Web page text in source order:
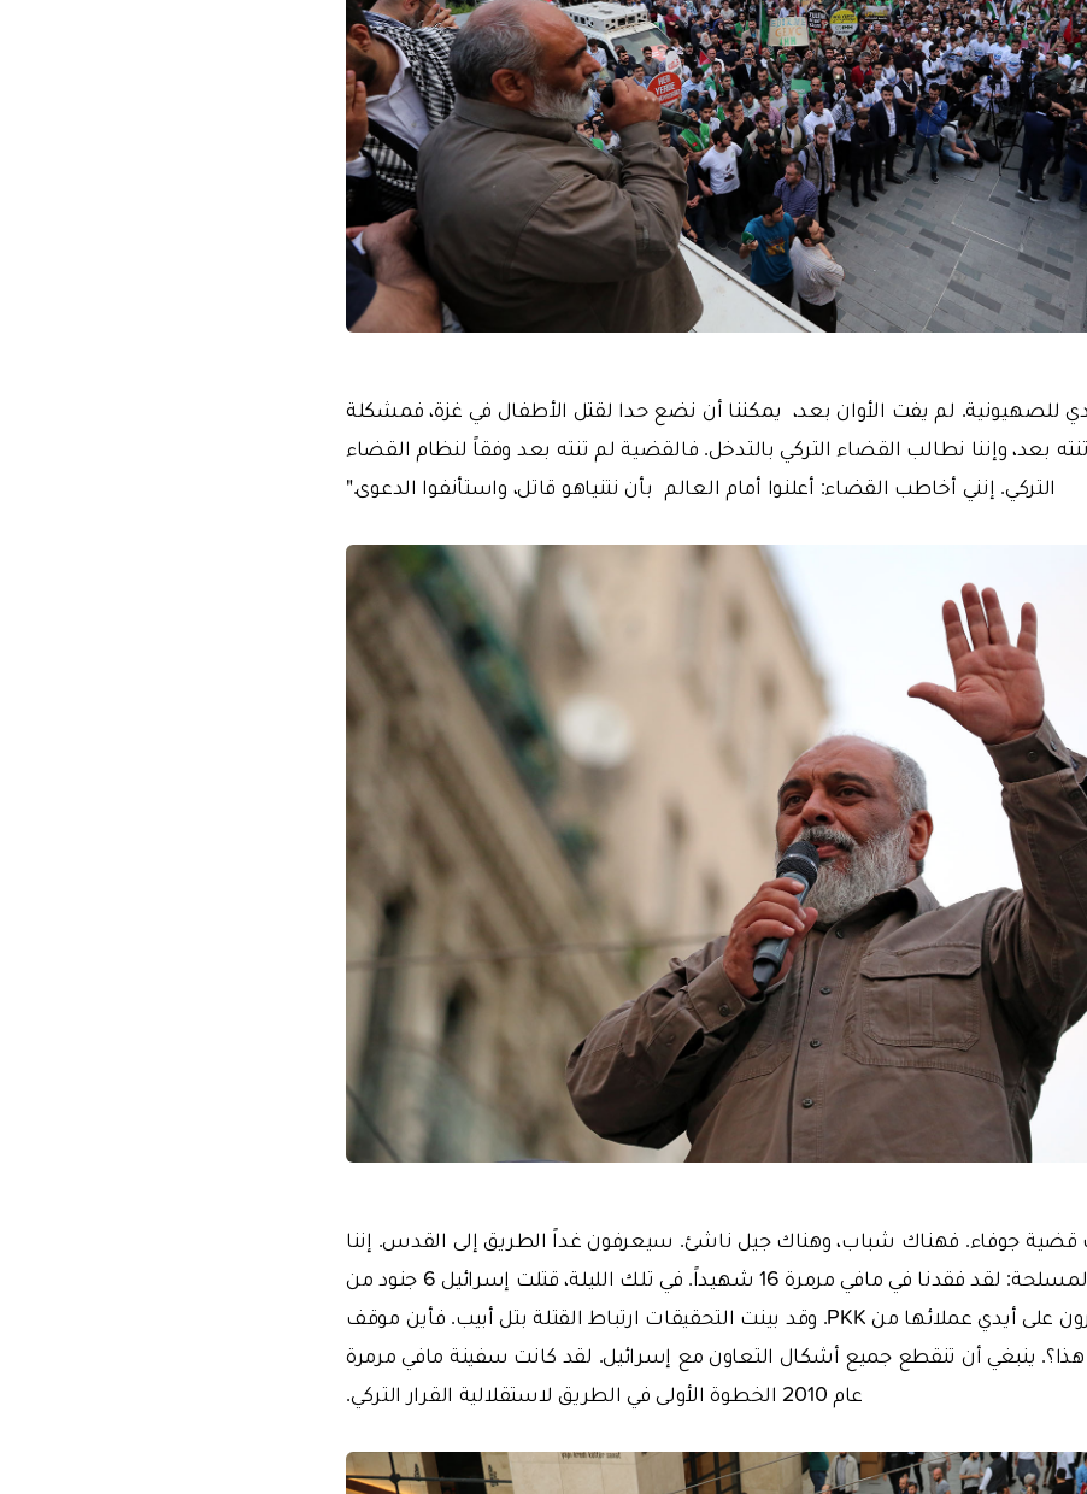
للصهيونية. لم يفت الأوان بعد، يمكننا أن نضع حدا لقتل الأطفال في غزة، فمشكلة
بعد، وإننا نطالب القضاء التركي بالتدخل. فالقضية لم تنته بعد وفقاً لنظام القضاء
التركي. إنني أخاطب القضاء: أعلنوا أمام العالم بأن نتنياهو قاتل، واستأنفوا الدعوى."
جوفاء. فهناك شباب، وهناك جيل ناشئ. سيعرفون غداً الطريق إلى القدس. إننا
نتوجه بالنداء لقواتنا المسلحة: لقد فقدنا في مافي مرمرة 16 شهيداً. في تلك الليلة، قتلت إسرائيل 6 جنود من
قواتنا في اسكندرون على أيدي عملائها من PKK. وقد بينت التحقيقات ارتباط القتلة بتل أبيب. فأين موقف
ينبغي أن تنقطع جميع أشكال التعاون مع إسرائيل. لقد كانت سفينة مافي مرمرة
عام 2010 الخطوة الأولى في الطريق لاستقلالية القرار التركي.